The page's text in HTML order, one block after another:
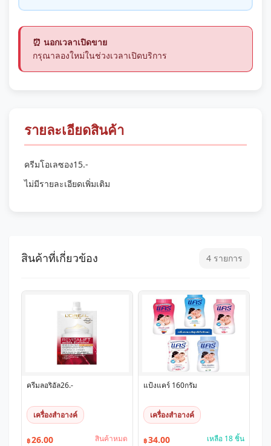
⏰ นอกเวลาเปิดขาย
กรุณาลองใหม่ในช่วงเวลาเปิดบริการ
รายละเอียดสินค้า
ครีมโอเลซอง15.-
ไม่มีรายละเอียดเพิ่มเติม
สินค้าที่เกี่ยวข้อง 4 รายการ
ครีมลอริอัล26.-
เครื่องสำอางค์
฿26.00 สินค้าหมด
แป้งแคร์ 160กรัม
เครื่องสำอางค์
฿34.00 เหลือ 18 ชิ้น